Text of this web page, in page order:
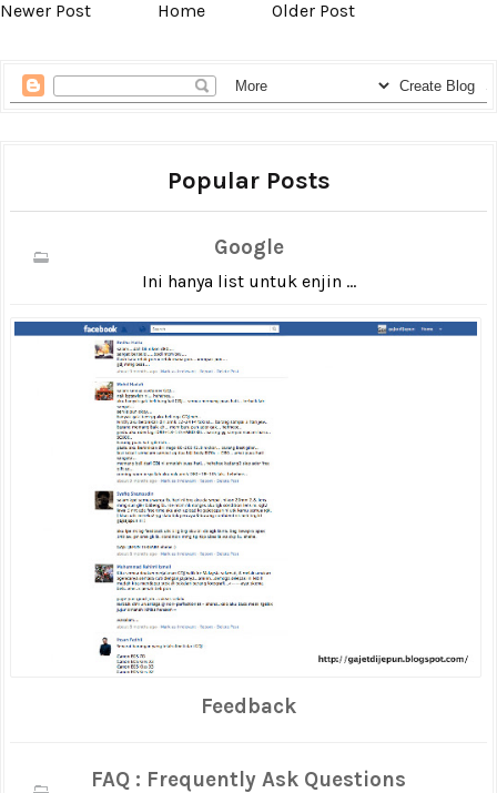
Newer Post Home Older Post
Popular Posts
Google
Ini hanya list untuk enjin ...
Feedback
FAQ : Frequently Ask Questions